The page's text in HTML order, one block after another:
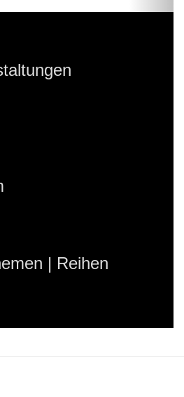
| Reihen